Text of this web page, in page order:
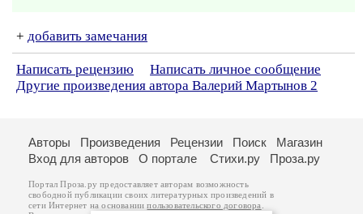
+ добавить замечания
Написать рецензию
Написать личное сообщение
Другие произведения автора Валерий Мартынов 2
Авторы Произведения Рецензии Поиск
Магазин
Вход для авторов
О портале Стихи.ру Проза.ру
Портал Проза.ру предоставляет авторам возможность
свободной публикации своих литературных произведений в
сети Интернет на основаниипользовательского договора